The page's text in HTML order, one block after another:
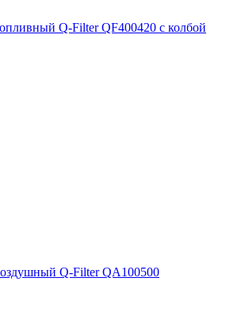
Q-Filter QF400420 с колбой
Q-Filter QA100500